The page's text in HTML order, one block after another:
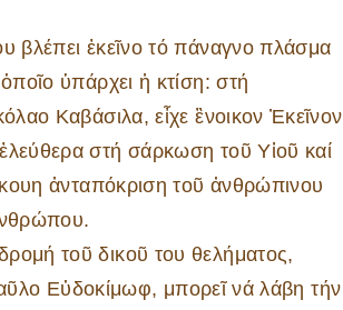
ἐκεῖνο τό πάναγνο πλάσμα
ὑπάρχει ἡ κτίση: στή
Καβάσιλα, εἶχε ἒνοικον Ἐκεῖνον
στή σάρκωση τοῦ Υἱοῦ καί
ἀνταπόκριση τοῦ ἀνθρώπινου
τοῦ δικοῦ του θελήματος,
Εὐδοκίμωφ, μπορεῖ νά λάβη τήν